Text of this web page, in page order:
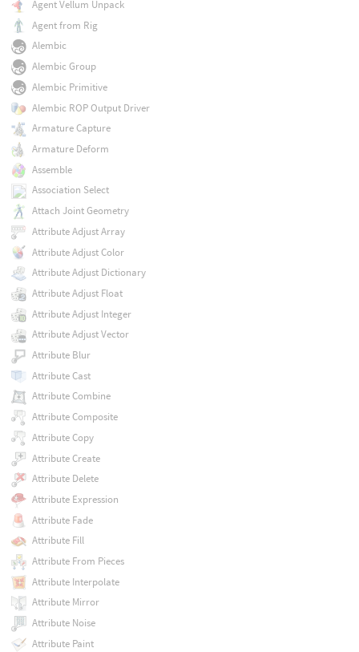
Agent Vellum Unpack
Agent from Rig
Alembic
Alembic Group
Alembic Primitive
Alembic ROP Output Driver
Armature Capture
Armature Deform
Assemble
Association Select
Attach Joint Geometry
Attribute Adjust Array
Attribute Adjust Color
Attribute Adjust Dictionary
Attribute Adjust Float
Attribute Adjust Integer
Attribute Adjust Vector
Attribute Blur
Attribute Cast
Attribute Combine
Attribute Composite
Attribute Copy
Attribute Create
Attribute Delete
Attribute Expression
Attribute Fade
Attribute Fill
Attribute From Pieces
Attribute Interpolate
Attribute Mirror
Attribute Noise
Attribute Paint